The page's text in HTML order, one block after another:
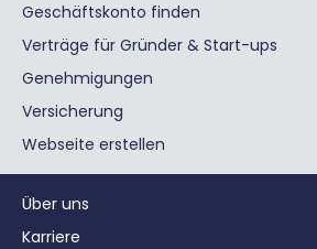
Geschäftskonto finden
Verträge für Gründer & Start-ups
Genehmigungen
Versicherung
Webseite erstellen
Über uns
Karriere